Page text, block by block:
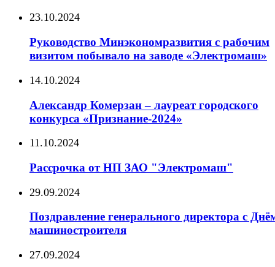
23.10.2024
Руководство Минэкономразвития с рабочим
визитом побывало на заводе «Электромаш»
14.10.2024
Александр Комерзан – лауреат городского
конкурса «Признание-2024»
11.10.2024
Рассрочка от НП ЗАО "Электромаш"
29.09.2024
Поздравление генерального директора с
машиностроителя
27.09.2024